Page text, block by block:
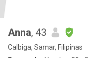
Anna, 43
Calbiga, Samar, Filipinas